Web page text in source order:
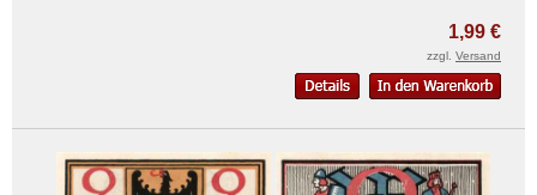
1,99 €
zzgl. Versand